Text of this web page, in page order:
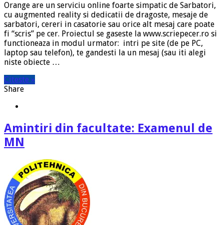
Orange are un serviciu online foarte simpatic de Sarbatori,
cu augmented reality si dedicatii de dragoste, mesaje de
sarbatori, cereri in casatorie sau orice alt mesaj care poate
fi “scris” pe cer. Proiectul se gaseste la www.scriepecer.ro si
functioneaza in modul urmator: intri pe site (de pe PC,
laptop sau telefon), te gandesti la un mesaj (sau iti alegi
niste obiecte …
Citeste »
Share
Amintiri din facultate: Examenul de
MN